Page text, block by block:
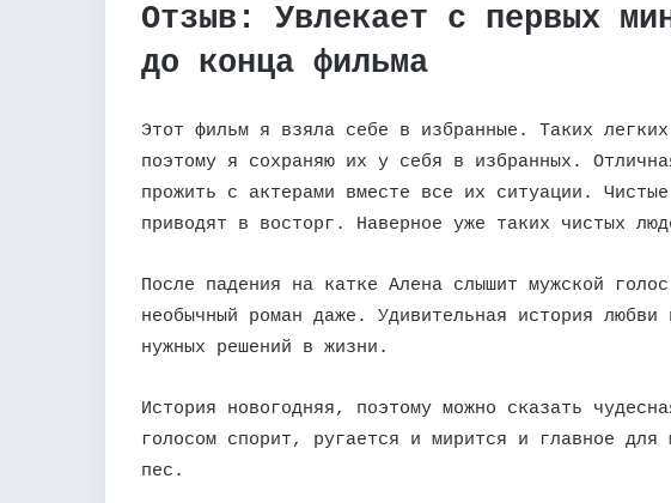
Отзыв: Увлекает с первых
до конца фильма
Этот фильм я взяла себе в избранные. Таких
поэтому я сохраняю их у себя в избранных.
прожить с актерами вместе все их ситуации.
приводят в восторг. Наверное уже таких чистых
После падения на катке Алена слышит мужской
необычный роман даже. Удивительная история
нужных решений в жизни.
История новогодняя, поэтому можно сказать
голосом спорит, ругается и мирится и главное для
пес.